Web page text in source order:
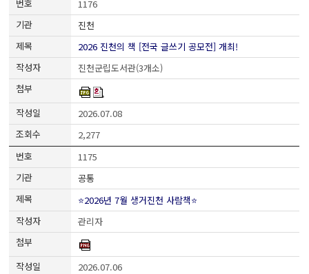
1176
진천
2026 진천의 책 [전국 글쓰기 공모전] 개최!
진천군립도서관(3개소)
2026.07.08
2,277
1175
공통
⭐2026년 7월 생거진천 사람책⭐
관리자
2026.07.06